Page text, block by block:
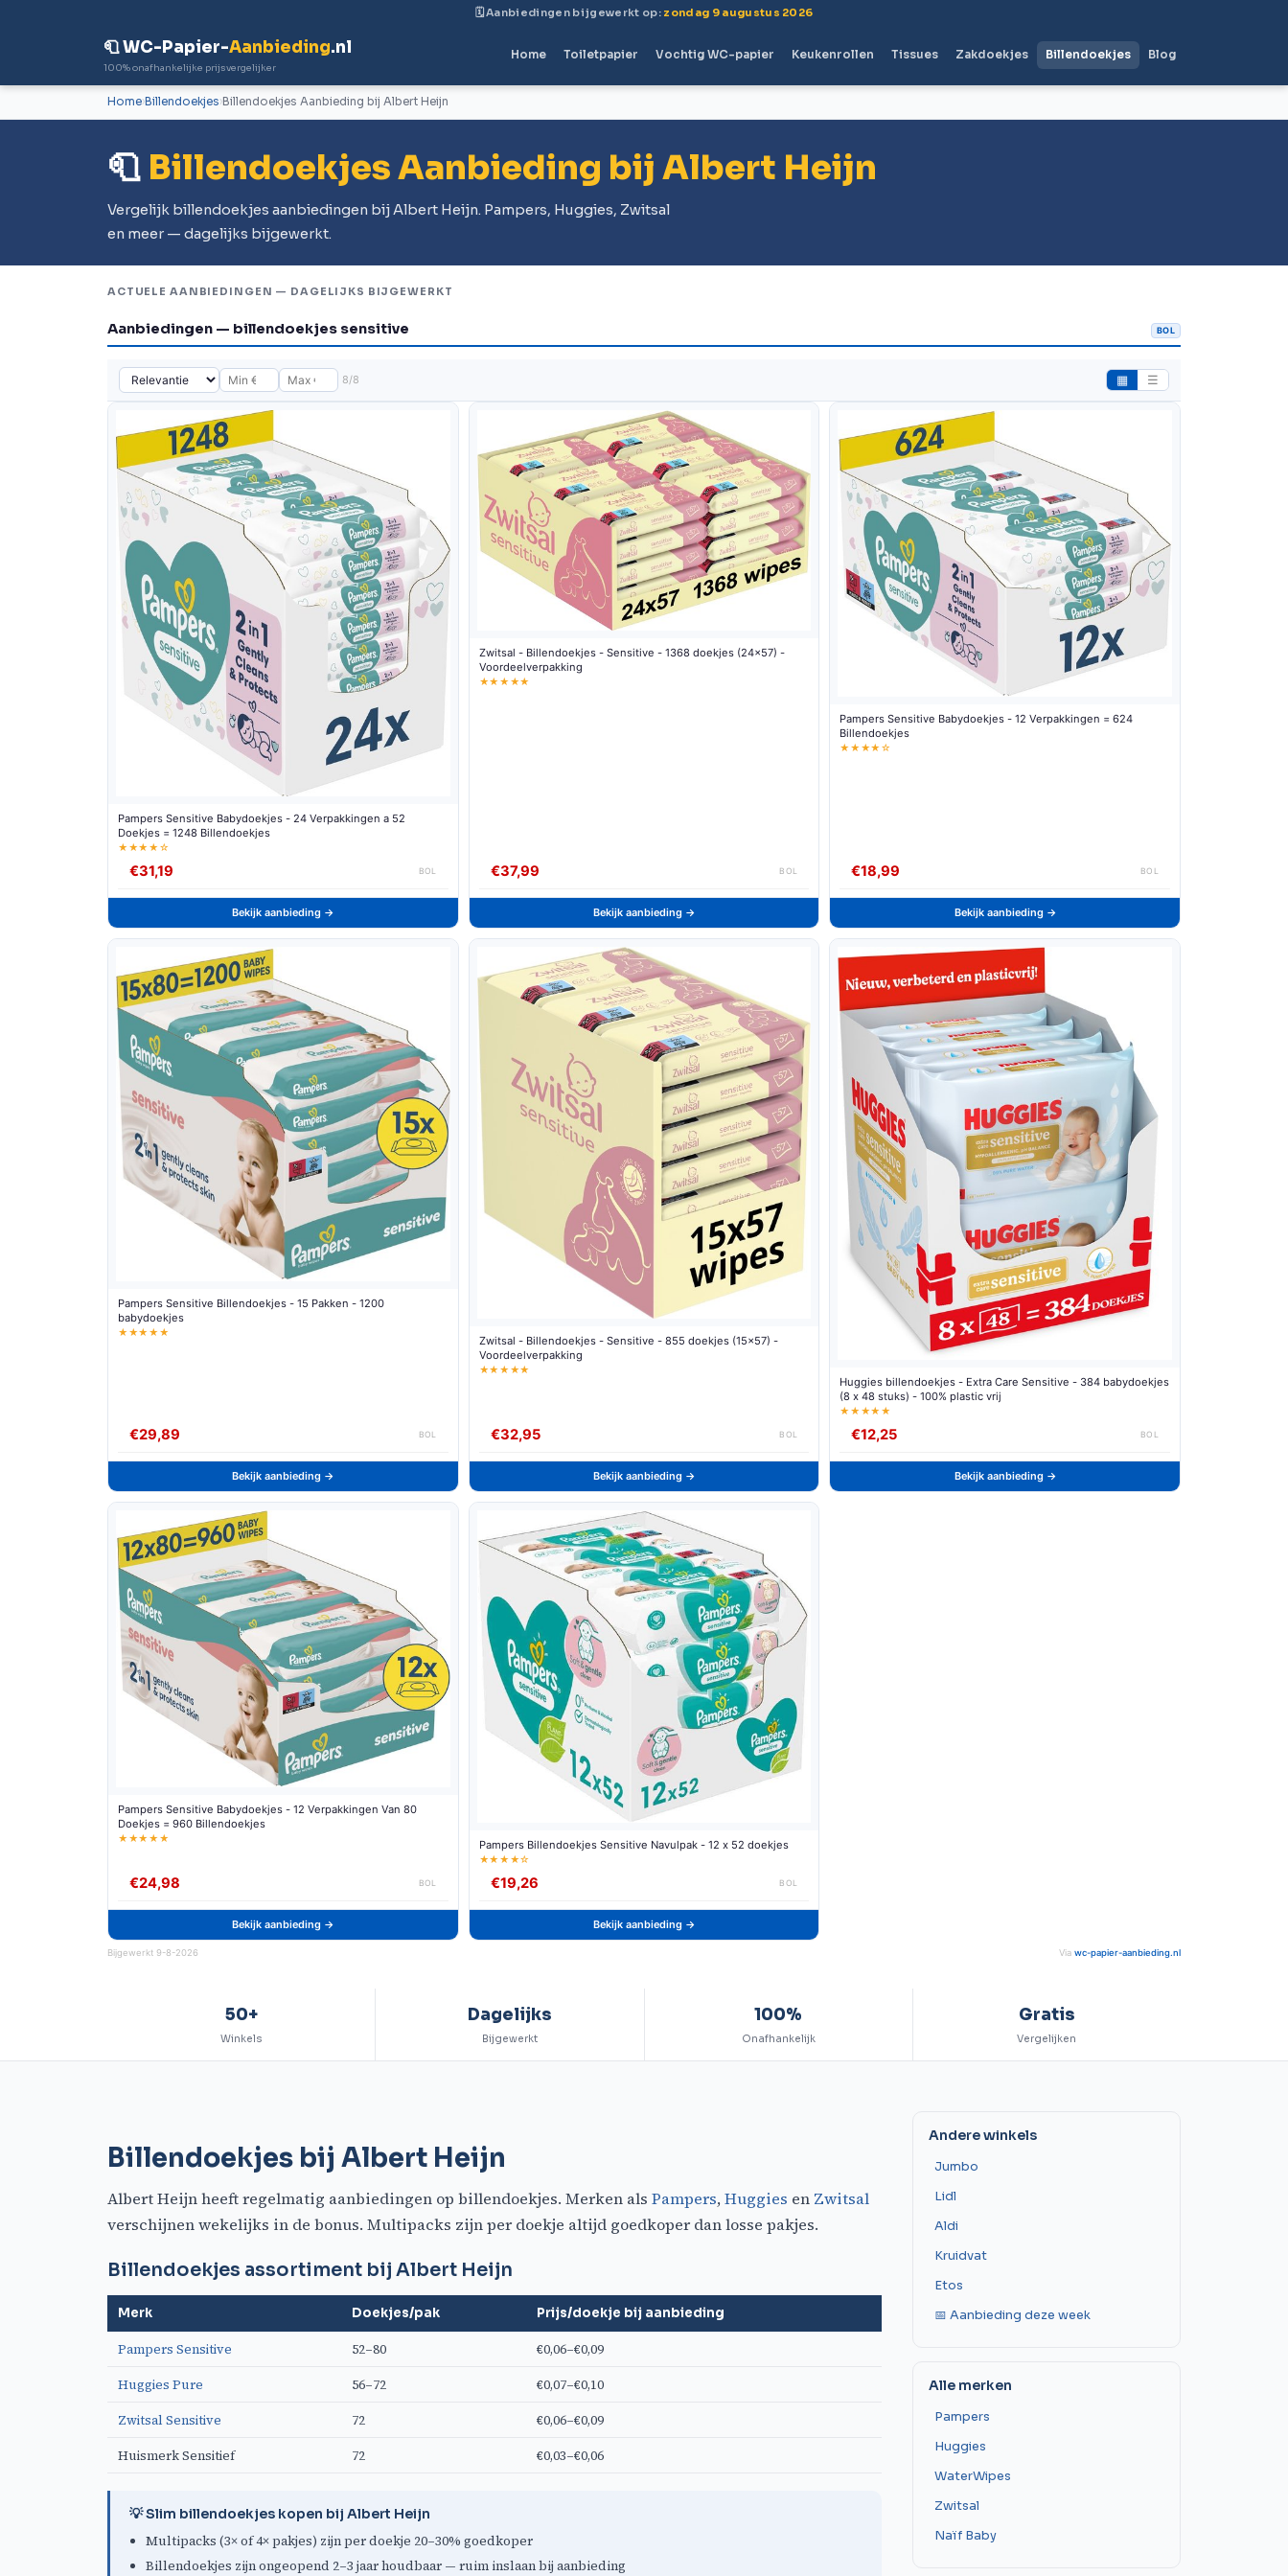
🗓 Aanbiedingen bijgewerkt op: zondag 9 augustus 2026
🧻 WC-Papier-Aanbieding.nl
100% onafhankelijke prijsvergelijker
Home Toiletpapier Vochtig WC-papier Keukenrollen Tissues Zakdoekjes Billendoekjes Blog
Home Billendoekjes Billendoekjes Aanbieding bij Albert Heijn
🧻 Billendoekjes Aanbieding bij Albert Heijn
Vergelijk billendoekjes aanbiedingen bij Albert Heijn. Pampers, Huggies, Zwitsal
en meer — dagelijks bijgewerkt.
ACTUELE AANBIEDINGEN — DAGELIJKS BIJGEWERKT
Aanbiedingen — billendoekjes sensitive BOL
8/8 ▦ ☰
Pampers Sensitive Babydoekjes - 24 Verpakkingen a 52
Doekjes = 1248 Billendoekjes
★★★★☆
€31,19 BOL
Bekijk aanbieding →
Zwitsal - Billendoekjes - Sensitive - 1368 doekjes (24x57) -
Voordeelverpakking
★★★★★
€37,99 BOL
Bekijk aanbieding →
Pampers Sensitive Babydoekjes - 12 Verpakkingen = 624
Billendoekjes
★★★★☆
€18,99 BOL
Bekijk aanbieding →
Pampers Sensitive Billendoekjes - 15 Pakken - 1200
babydoekjes
★★★★★
€29,89 BOL
Bekijk aanbieding →
Zwitsal - Billendoekjes - Sensitive - 855 doekjes (15x57) -
Voordeelverpakking
★★★★★
€32,95 BOL
Bekijk aanbieding →
Huggies billendoekjes - Extra Care Sensitive - 384 babydoekjes
(8 x 48 stuks) - 100% plastic vrij
★★★★★
€12,25 BOL
Bekijk aanbieding →
Pampers Sensitive Babydoekjes - 12 Verpakkingen Van 80
Doekjes = 960 Billendoekjes
★★★★★
€24,98 BOL
Bekijk aanbieding →
Pampers Billendoekjes Sensitive Navulpak - 12 x 52 doekjes
★★★★☆
€19,26 BOL
Bekijk aanbieding →
Bijgewerkt 9-8-2026 Via wc-papier-aanbieding.nl
50+
Winkels
Dagelijks
Bijgewerkt
100%
Onafhankelijk
Gratis
Vergelijken
Billendoekjes bij Albert Heijn
Albert Heijn heeft regelmatig aanbiedingen op billendoekjes. Merken als Pampers,Huggies en Zwitsal
verschijnen wekelijks in de bonus. Multipacks zijn per doekje altijd goedkoper dan losse pakjes.
Billendoekjes assortiment bij Albert Heijn
Merk Doekjes/pak Prijs/doekje bij aanbieding
Pampers Sensitive 52–80 €0,06–€0,09
Huggies Pure 56–72 €0,07–€0,10
Zwitsal Sensitive 72 €0,06–€0,09
Huismerk Sensitief 72 €0,03–€0,06
💡 Slim billendoekjes kopen bij Albert Heijn
Multipacks (3× of 4× pakjes) zijn per doekje 20–30% goedkoper
Billendoekjes zijn ongeopend 2–3 jaar houdbaar — ruim inslaan bij aanbieding
Andere winkels
Jumbo
Lidl
Aldi
Kruidvat
Etos
📅 Aanbieding deze week
Alle merken
Pampers
Huggies
WaterWipes
Zwitsal
Naïf Baby